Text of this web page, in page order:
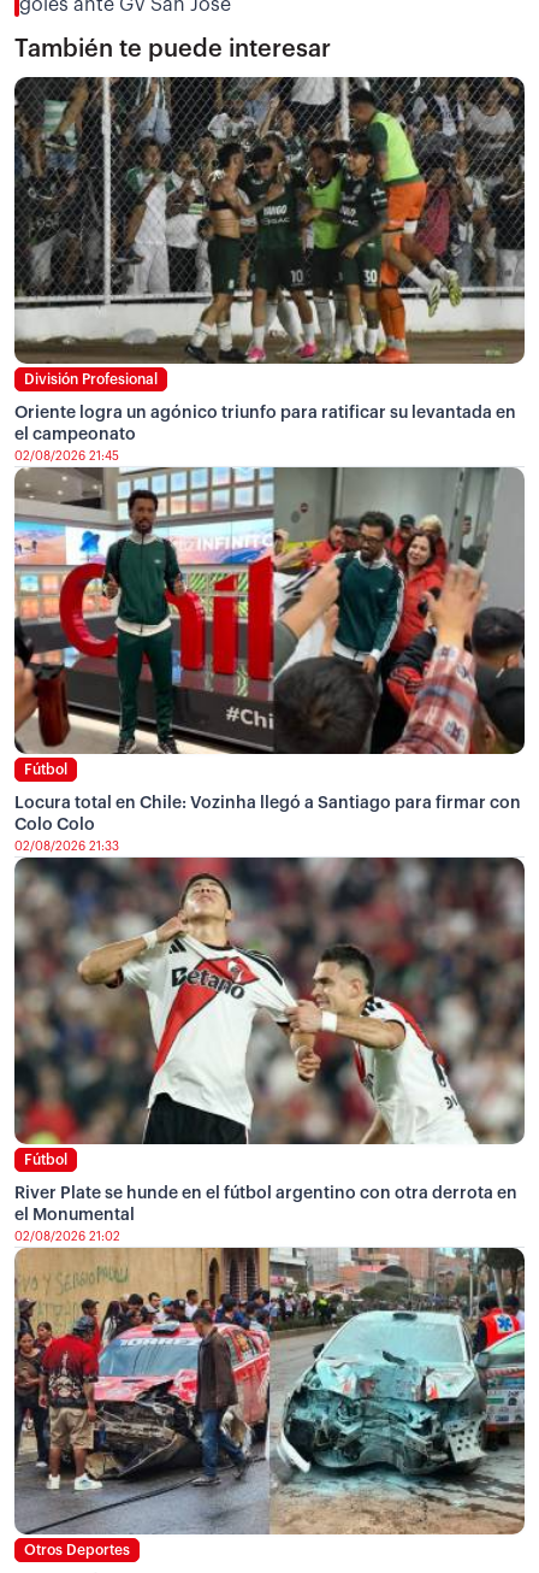
goles ante GV San José
También te puede interesar
División Profesional
Oriente logra un agónico triunfo para ratificar su levantada en
el campeonato
02/08/2026 21:45
Fútbol
Locura total en Chile: Vozinha llegó a Santiago para firmar con
Colo Colo
02/08/2026 21:33
Fútbol
River Plate se hunde en el fútbol argentino con otra derrota en
el Monumental
02/08/2026 21:02
Otros Deportes